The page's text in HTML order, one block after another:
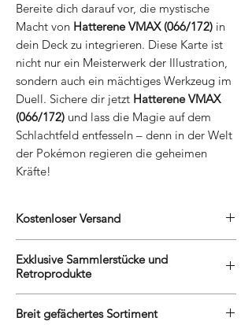
Bereite dich darauf vor, die mystische
Macht von Hatterene VMAX (066/172) in
dein Deck zu integrieren. Diese Karte ist
nicht nur ein Meisterwerk der Illustration,
sondern auch ein mächtiges Werkzeug im
Duell. Sichere dir jetzt Hatterene VMAX
(066/172) und lass die Magie auf dem
Schlachtfeld entfesseln – denn in der Welt
der Pokémon regieren die geheimen
Kräfte!
Kostenloser Versand
kostenlosem Versand. Egal, ob Du eine
grosse Sammlung erweiterst oder ein neues
Videospiel entdecken möchtest, Du kannst
Dich auf den kostenlosen Versand verlassen,
Exklusive Sammlerstücke und
Retroprodukte
exklusive Sammlerstücke und
Breit gefächertes Sortiment